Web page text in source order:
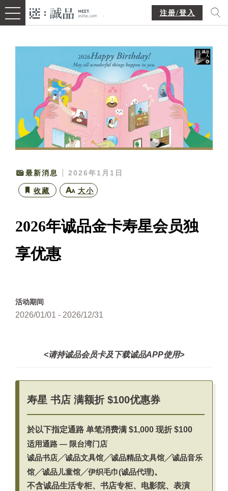
注册/登入
最新消息 2026年1月1日
收藏 大小
2026年诚品金卡寿星会员独
享优惠
活动期间
2026/01/01 - 2026/12/31
<请持诚品会员卡及下载诚品APP使用>
寿星 书店 满额折 $100优惠券
於以下指定通路 单笔消费满 $1,000 现折 $100
适用通路 — 限台湾门店
诚品书店╱诚品文具馆╱诚品精品文具馆╱诚品音乐
馆╱诚品儿童馆╱伊织毛巾(诚品代理)。
不含诚品生活专柜、书店专柜、电影院、表演